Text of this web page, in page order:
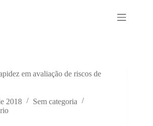
em avaliação de riscos de
2018
Sem categoria